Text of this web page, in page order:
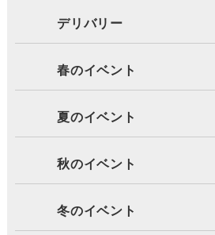
デリバリー
春のイベント
夏のイベント
秋のイベント
冬のイベント